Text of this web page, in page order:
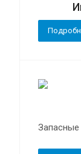
Запасные